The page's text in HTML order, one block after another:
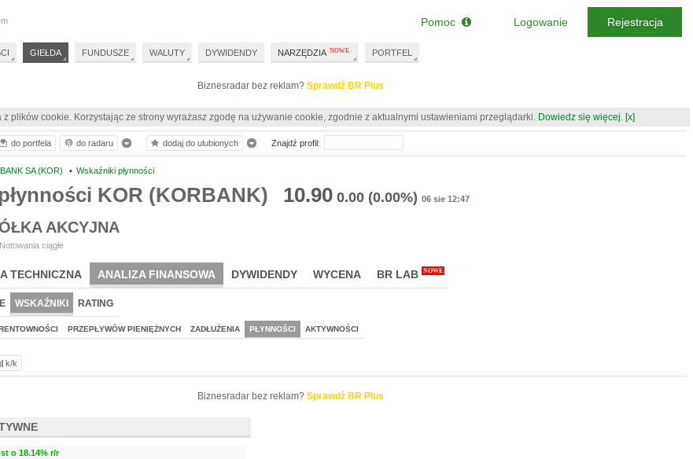
Biznesradar bez reklam? Sprawdź BR Plus
z plików cookie. Korzystając ze strony wyrażasz zgodę na używanie cookie, zgodnie z aktualnymi ustawieniami przeglądarki. Dowiedz się więcej. [x]
SA (KOR) • Wskaźniki płynności
KOR (KORBANK) 10.90 0.00 (0.00%) 06 sie 12:47
AKCYJNA
ciągłe
TECHNICZNA ANALIZA FINANSOWA DYWIDENDY WYCENA BR LAB NOWE
WSKAŹNIKI RATING
PRZEPŁYWÓW PIENIĘŻNYCH ZADŁUŻENIA PŁYNNOŚCI AKTYWNOŚCI
k/k
Biznesradar bez reklam? Sprawdź BR Plus
o 18.14% r/r
do portfela do radaru dodaj do ulubionych Znajdź profil:
GIEŁDA FUNDUSZE WALUTY DYWIDENDY NARZĘDZIA PORTFEL
Pomoc Logowanie Rejestracja